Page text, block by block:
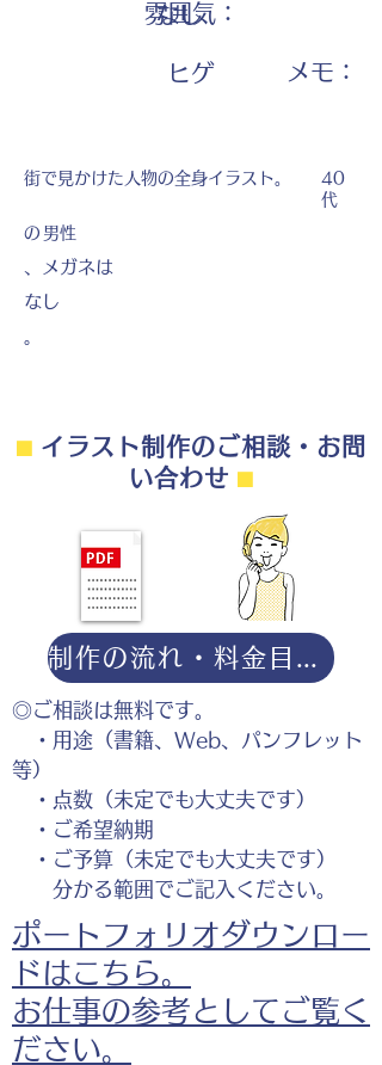
なし
雰囲気：
ヒゲ ​メモ：
街で見かけた人物の全身イラスト。
40
代
の 男性
、メガネは
なし
。
⬛︎イラスト制作のご相談・お問
い合わせ ⬛︎
◎ご相談は無料です。
・用途（書籍、Web、パンフレット
等）
・点数（未定でも大丈夫です）
・ご希望納期
・ご予算（未定でも大丈夫です）
分かる範囲でご記入ください。
ポートフォリオダウンロー
ドはこちら。
お仕事の参考としてご覧く
ださい。